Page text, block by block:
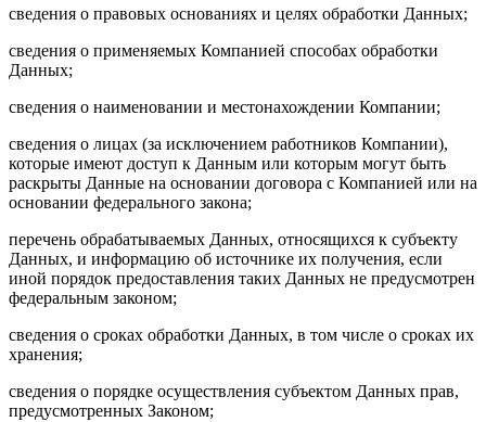
сведения о правовых основаниях и целях обработки Данных;
сведения о применяемых Компанией способах обработки
Данных;
сведения о наименовании и местонахождении Компании;
сведения о лицах (за исключением работников Компании),
которые имеют доступ к Данным или которым могут быть
раскрыты Данные на основании договора с Компанией или на
основании федерального закона;
перечень обрабатываемых Данных, относящихся к субъекту
Данных, и информацию об источнике их получения, если
иной порядок предоставления таких Данных не предусмотрен
федеральным законом;
сведения о сроках обработки Данных, в том числе о сроках их
хранения;
сведения о порядке осуществления субъектом Данных прав,
предусмотренных Законом;